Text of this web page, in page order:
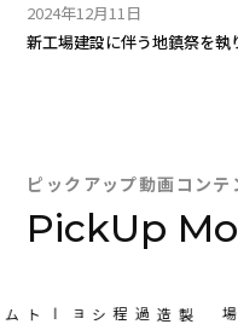
2024年12月11日
新工場建設に伴う地鎮祭を執
ピックアップ動画コンテ
PickUp
熊本本社工場の
製造過程ショートムービー